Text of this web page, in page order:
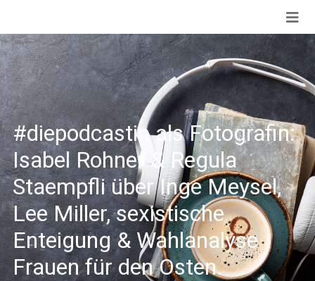
#diepodcastin als Fotografin:
Isabel Rohner & Regula
Staempfli über Inge Meysel,
Lee Miller, sexistische
Enteigung & Wahlanalyse
Frauen für den Osten.